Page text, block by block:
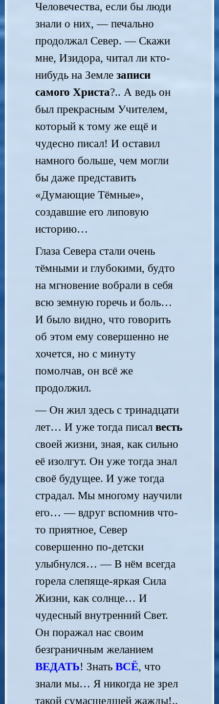
Человечества, если бы люди
знали о них, — печально
продолжал Север. — Скажи
мне, Изидора, читал ли кто-
нибудь на Земле записи
самого Христа?.. А ведь он
был прекрасным Учителем,
который к тому же ещё и
чудесно писал! И оставил
намного больше, чем могли
бы даже представить
«Думающие Тёмные»,
создавшие его липовую
историю…
Глаза Севера стали очень
тёмными и глубокими, будто
на мгновение вобрали в себя
всю земную горечь и боль…
И было видно, что говорить
об этом ему совершенно не
хочется, но с минуту
помолчав, он всё же
продолжил.
— Он жил здесь с тринадцати
лет… И уже тогда писалвесть
своей жизни, зная, как сильно
её изолгут. Он уже тогда знал
своё будущее. И уже тогда
страдал. Мы многому научили
его… — вдруг вспомнив что-
то приятное, Север
совершенно по-детски
улыбнулся… — В нём всегда
горела слепяще-яркая Сила
Жизни, как солнце… И
чудесный внутренний Свет.
Он поражал нас своим
безграничным желанием
ВЕДАТЬ! Знать ВСЁ, что
знали мы… Я никогда не зрел
такой сумасшедшей жажды!..